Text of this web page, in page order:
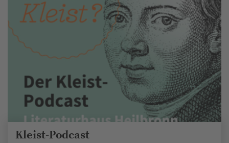
Kleist-Podcast